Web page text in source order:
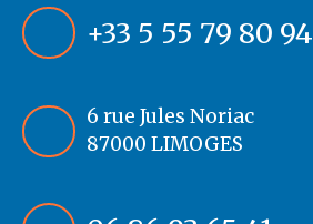
+33 5 55 79 80 94
6 rue Jules Noriac
87000 LIMOGES